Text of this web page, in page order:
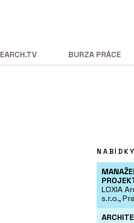
EARCH.TV BURZA PRÁCE
LOXIA
s.r.o.,